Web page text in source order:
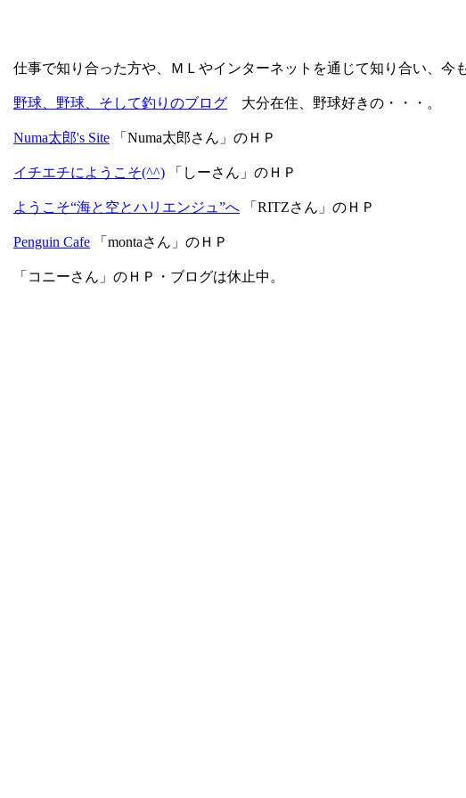
仕事で知り合った方や、ＭＬやインターネットを通じて知り合い、今
野球、野球、そして釣りのブログ 大分在住、野球好きの・・・。
Numa太郎's Site 「Numa太郎さん」のＨＰ
イチエチにようこそ(^^) 「しーさん」のＨＰ
ようこそ“海と空とハリエンジュ”へ 「RITZさん」のＨＰ
Penguin Cafe 「montaさん」のＨＰ
「コニーさん」のＨＰ・ブログは休止中。